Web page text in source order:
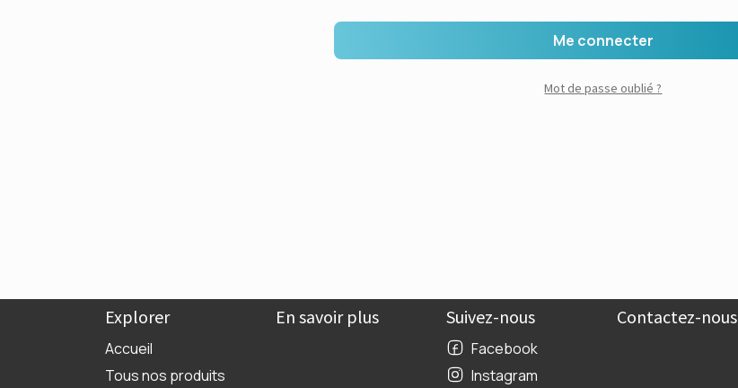
Me connecter
Mot de passe oublié ?
Explorer
Accueil
Tous nos produits
En savoir plus Suivez-nous
Facebook
Instagram
Contactez-nous